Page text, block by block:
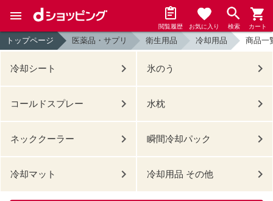
閲覧履歴 お気に入り 検索 カート
トップページ 医薬品・サプリ 衛生用品 冷却用品 商品一
冷却シート 氷のう
コールドスプレー 水枕
ネッククーラー 瞬間冷却パック
冷却マット 冷却用品 その他